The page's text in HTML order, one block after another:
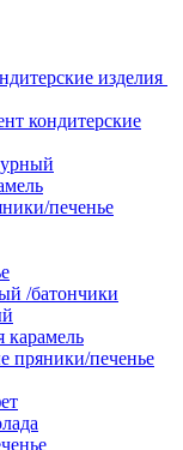
изделия
кондитерские
печенье
/батончики
карамель
пряники/печенье